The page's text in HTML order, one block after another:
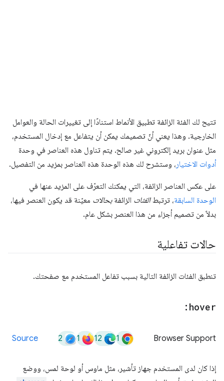
تتيح لك الفئة الزائفة تطبيق الأنماط استنادًا إلى تغييرات الحالة والعوامل
الخارجية. وهذا يعني أنّ تصميمك يمكن أن يتفاعل مع إدخال المستخدم،
مثل عنوان بريد إلكتروني غير صالح. يتم تناول هذه العناصر في وحدة
أدوات الاختيار ، وستشرح لك هذه الوحدة هذه العناصر بمزيد من التفصيل.
على عكس العناصر الزائفة، التي يمكنك التعرّف على المزيد عنها في
الوحدة السابقة، ترتبطالفئات الزائفةبحالات معيّنة قد يكون العنصر فيها،
بدلاً من تصميم أجزاء من هذا العنصر بشكل عام.
حالات تفاعلية
تنطبق الفئات الزائفة التالية بسبب تفاعل المستخدم مع صفحتك.
:hover
Browser Support
1
12
1
2
Source
إذا كان لدى المستخدم جهاز تأشير، مثل ماوس أو لوحة لمس، ووضع